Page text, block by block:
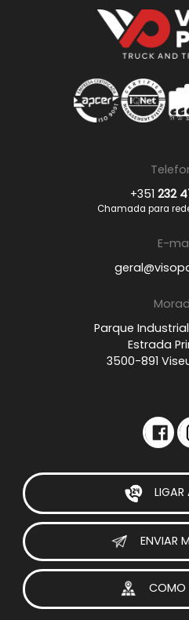
+351 232
Chamada para
E-
Parque
Estrada
3500-891
ENVIAR
COMO